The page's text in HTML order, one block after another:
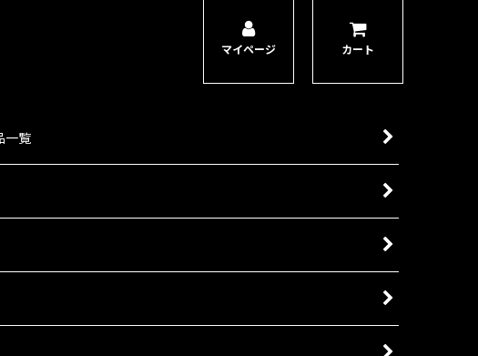
やホビーではない。 『ウォーハンマー40,000：コンバットパトロール』を
マイページ カート
一覧